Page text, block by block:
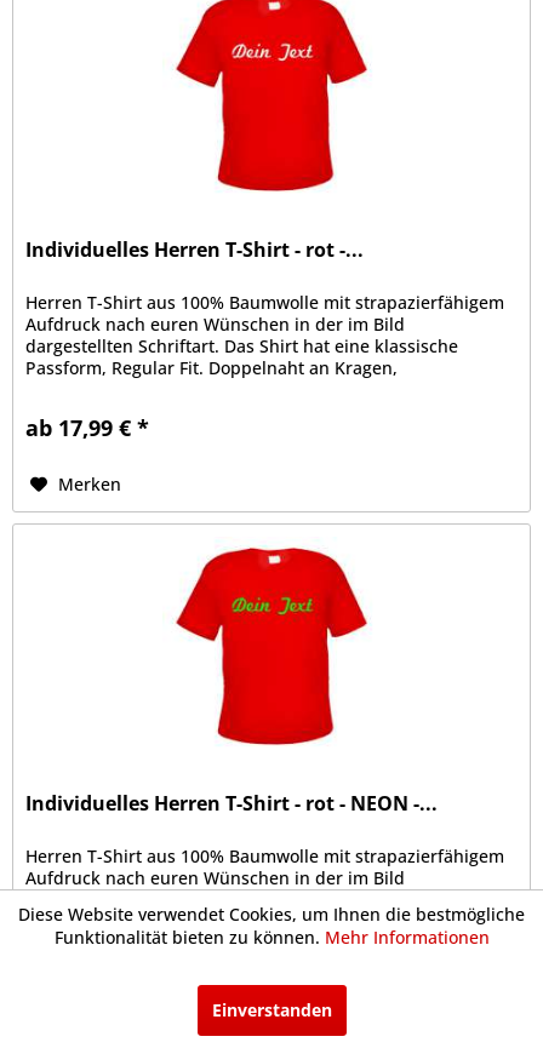
Individuelles Herren T-Shirt - rot -...
Herren T-Shirt aus 100% Baumwolle mit strapazierfähigem
Aufdruck nach euren Wünschen in der im Bild
dargestellten Schriftart. Das Shirt hat eine klassische
Passform, Regular Fit. Doppelnaht an Kragen,
ab 17,99 € *
Merken
Individuelles Herren T-Shirt - rot - NEON -...
Herren T-Shirt aus 100% Baumwolle mit strapazierfähigem
Aufdruck nach euren Wünschen in der im Bild
Passform, Regular Fit. Doppelnaht an Kragen,
Ärmelabschluss und Bund, Kragen mit...
Diese Website verwendet Cookies, um Ihnen die bestmögliche
Funktionalität bieten zu können. Mehr Informationen
Einverstanden